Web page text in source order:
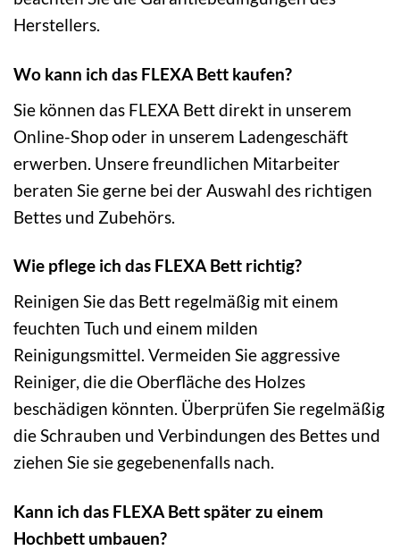
Herstellers.
Wo kann ich das FLEXA Bett kaufen?
Sie können das FLEXA Bett direkt in unserem
Online-Shop oder in unserem Ladengeschäft
erwerben. Unsere freundlichen Mitarbeiter
beraten Sie gerne bei der Auswahl des richtigen
Bettes und Zubehörs.
Wie pflege ich das FLEXA Bett richtig?
Reinigen Sie das Bett regelmäßig mit einem
feuchten Tuch und einem milden
Reinigungsmittel. Vermeiden Sie aggressive
Reiniger, die die Oberfläche des Holzes
beschädigen könnten. Überprüfen Sie regelmäßig
die Schrauben und Verbindungen des Bettes und
ziehen Sie sie gegebenenfalls nach.
Kann ich das FLEXA Bett später zu einem
Hochbett umbauen?